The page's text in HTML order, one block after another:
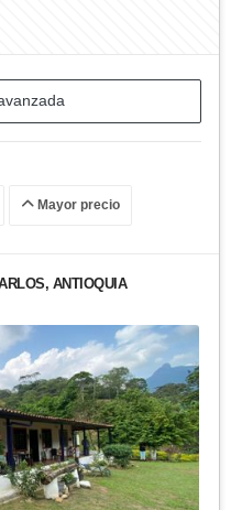
Mayor precio
ANTIOQUIA